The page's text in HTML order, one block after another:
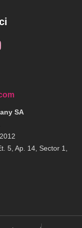
SA
5, Ap. 14, Sector 1,